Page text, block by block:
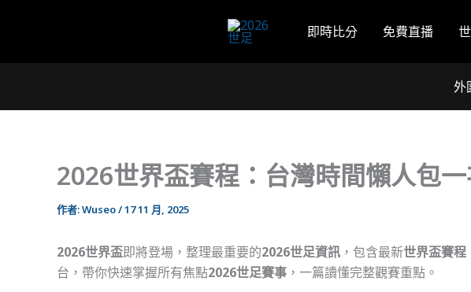
容
即時比分 免費直播
外
2026世界盃賽程：台灣時間懶人包一
作者:Wuseo/17 11 月, 2025
2026世界盃即將登場，整理最重要的2026世足資訊 ，包含最新世界盃賽程
台，帶你快速掌握所有焦點2026世足賽事 ，一篇讀懂完整觀賽重點。